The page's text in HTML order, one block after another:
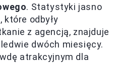
. Statystyki jasno
które odbyły
z agencją, znajduje
dwóch miesięcy.
atrakcyjnym dla